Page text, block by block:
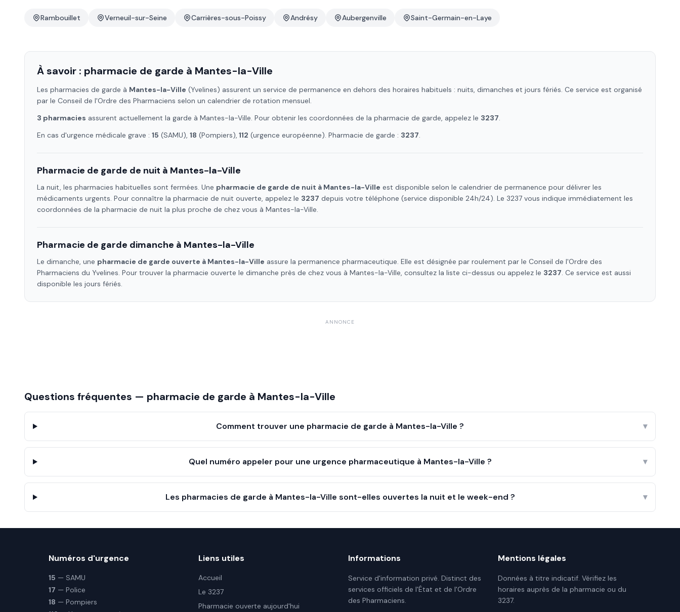
Rambouillet Verneuil-sur-Seine Carrières-sous-Poissy Andrésy Aubergenville Saint-Germain-en-Laye
À savoir : pharmacie de garde à Mantes-la-Ville
Les pharmacies de garde à Mantes-la-Ville (Yvelines) assurent un service de permanence en dehors des horaires habituels : nuits, dimanches et jours fériés. Ce service est organisé
par le Conseil de l'Ordre des Pharmaciens selon un calendrier de rotation mensuel.
3 pharmacies assurent actuellement la garde à Mantes-la-Ville. Pour obtenir les coordonnées de la pharmacie de garde, appelez le 3237.
En cas d'urgence médicale grave : 15 (SAMU), 18 (Pompiers), 112 (urgence européenne). Pharmacie de garde : 3237.
Pharmacie de garde de nuit à Mantes-la-Ville
La nuit, les pharmacies habituelles sont fermées. Une pharmacie de garde de nuit à Mantes-la-Ville est disponible selon le calendrier de permanence pour délivrer les
médicaments urgents. Pour connaître la pharmacie de nuit ouverte, appelez le 3237 depuis votre téléphone (service disponible 24h/24). Le 3237 vous indique immédiatement les
coordonnées de la pharmacie de nuit la plus proche de chez vous à Mantes-la-Ville.
Pharmacie de garde dimanche à Mantes-la-Ville
Le dimanche, une pharmacie de garde ouverte à Mantes-la-Ville assure la permanence pharmaceutique. Elle est désignée par roulement par le Conseil de l'Ordre des
Pharmaciens du Yvelines. Pour trouver la pharmacie ouverte le dimanche près de chez vous à Mantes-la-Ville, consultez la liste ci-dessus ou appelez le 3237. Ce service est aussi
disponible les jours fériés.
ANNONCE
Questions fréquentes — pharmacie de garde à Mantes-la-Ville
Comment trouver une pharmacie de garde à Mantes-la-Ville ? ▾
Quel numéro appeler pour une urgence pharmaceutique à Mantes-la-Ville ? ▾
Les pharmacies de garde à Mantes-la-Ville sont-elles ouvertes la nuit et le week-end ? ▾
Numéros d'urgence
15 — SAMU
17 — Police
18 — Pompiers
Liens utiles
Accueil
Le 3237
Pharmacie ouverte aujourd'hui
Informations
Service d'information privé. Distinct des
services officiels de l'État et de l'Ordre
des Pharmaciens.
Mentions légales
Données à titre indicatif. Vérifiez les
horaires auprès de la pharmacie ou du
3237.